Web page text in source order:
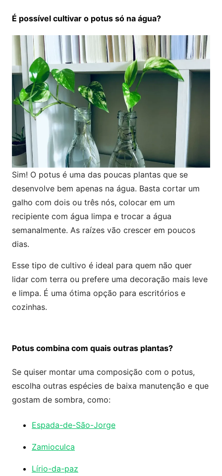
É possível cultivar o potus só na água?
Sim! O potus é uma das poucas plantas que se
desenvolve bem apenas na água. Basta cortar um
galho com dois ou três nós, colocar em um
recipiente com água limpa e trocar a água
semanalmente. As raízes vão crescer em poucos
dias.
Esse tipo de cultivo é ideal para quem não quer
lidar com terra ou prefere uma decoração mais leve
e limpa. É uma ótima opção para escritórios e
cozinhas.
Potus combina com quais outras plantas?
Se quiser montar uma composição com o potus,
escolha outras espécies de baixa manutenção e que
gostam de sombra, como:
Espada-de-São-Jorge
Zamioculca
Lírio-da-paz